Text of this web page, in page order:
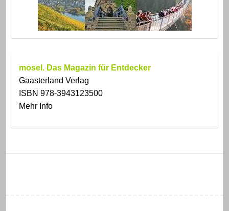
mosel. Das Magazin für Entdecker
Gaasterland Verlag
ISBN 978-3943123500
Mehr Info